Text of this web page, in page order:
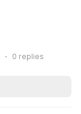
0 replies